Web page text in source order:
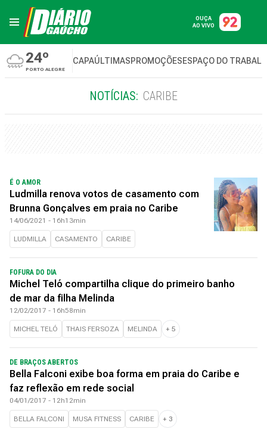
OUÇA
AO VIVO
24º
PORTO ALEGRE
CAPAÚLTIMASPROMOÇÕESESPAÇO DO
NOTÍCIAS: CARIBE
É O AMOR
Ludmilla renova votos de casamento com
Brunna Gonçalves em praia no Caribe
14/06/2021 - 16h13min
LUDMILLA CASAMENTO CARIBE
FOFURA DO DIA
Michel Teló compartilha clique do primeiro banho
de mar da filha Melinda
12/02/2017 - 16h58min
MICHEL TELÓ THAIS FERSOZA MELINDA + 5
DE BRAÇOS ABERTOS
Bella Falconi exibe boa forma em praia do Caribe e
faz reflexão em rede social
04/01/2017 - 12h12min
BELLA FALCONI MUSA FITNESS CARIBE + 3